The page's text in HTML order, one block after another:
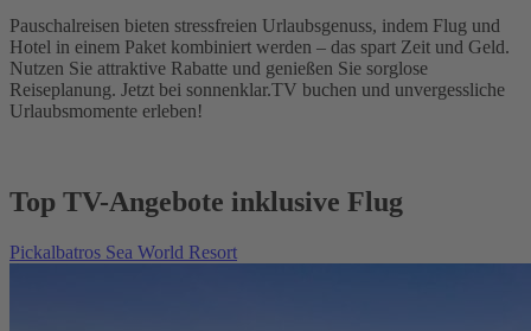
Pauschalreisen bieten stressfreien Urlaubsgenuss, indem Flug und
Hotel in einem Paket kombiniert werden – das spart Zeit und Geld.
Nutzen Sie attraktive Rabatte und genießen Sie sorglose
Reiseplanung. Jetzt bei sonnenklar.TV buchen und unvergessliche
Urlaubsmomente erleben!
Top TV-Angebote inklusive Flug
Pickalbatros Sea World Resort